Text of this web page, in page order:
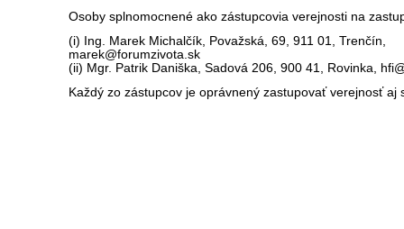
Osoby splnomocnené ako zástupcovia verejnosti na
(i) Ing. Marek Michalčík, Považská, 69, 911 01, Trenčín,
marek@forumzivota.sk
(ii) Mgr. Patrik Daniška, Sadová 206, 900 41, Rovinka,
Každý zo zástupcov je oprávnený zastupovať verejnosť aj